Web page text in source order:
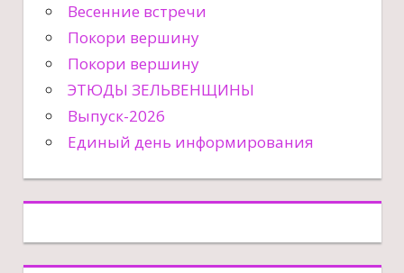
Весенние встречи
Покори вершину
Покори вершину
ЭТЮДЫ ЗЕЛЬВЕНЩИНЫ
Выпуск-2026
Единый день информирования